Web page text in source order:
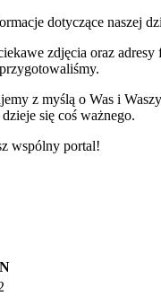
dotyczące naszej
zdjęcia oraz
z myślą o Was i
się coś ważnego.
wspólny portal!
N